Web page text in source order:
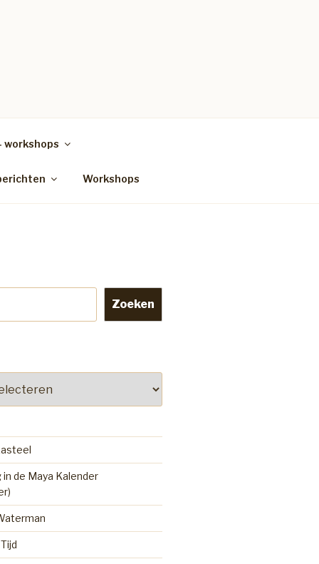
workshops
Workshops
Zoeken
de Maya Kalender